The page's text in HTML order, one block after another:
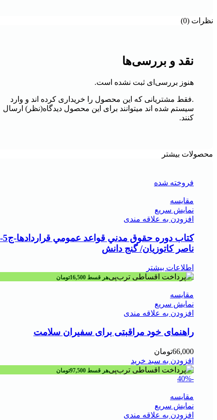
نظرات (0)
نقد و بررسی‌ها
هنوز بررسی‌ای ثبت نشده است.
.فقط مشتریانی که این محصول را خریداری کرده اند و وارد
سیستم شده اند میتوانند برای این محصول دیدگاه(نظر) ارسال
کنند.
محصولات بیشتر
فروخته شده
مقايسه
نمایش سریع
افزودن به علاقه مندی
کتاب دوره حقوق مدني قواعد عمومي قراردادها-ج5-
ناصر کاتوزيان/ گنج دانش
اطلاعات بیشتر
هر قسط 16,500تومان
مقايسه
نمایش سریع
افزودن به علاقه مندی
راهنمای خود مراقبتی برای سفیران سلامت
66,000تومان
افزودن به سبد خرید
هر قسط 97,500تومان
-40%
مقايسه
نمایش سریع
افزودن به علاقه مندی